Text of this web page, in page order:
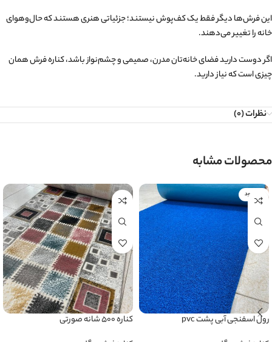
این فرش‌ها دیگر فقط یک کف‌پوش نیستند؛ جزئیاتی هنری هستند که حال‌وهوای
خانه را تغییر می‌دهند.
اگر دوست دارید فضای خانه‌تان مدرن، صمیمی و چشم‌نواز باشد، کناره فرش همان
چیزی است که نیاز دارید.
نظرات (0)
محصولات مشابه
ناموجود
رول اسفنجی آبی پشت pvc
کناره ۵۰۰ شانه صورتی